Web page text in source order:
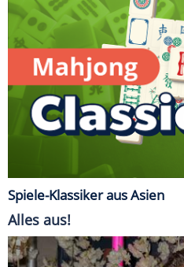
Spiele-Klassiker aus Asien
Alles aus!